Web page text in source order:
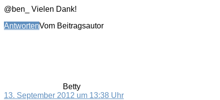
@ben_ Vielen Dank!
AntwortenVom Beitragsautor
Betty
13. September 2012 um 13:38 Uhr